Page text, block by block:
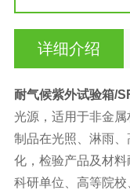
详细介绍
耐气候紫外试验箱/
光源，适用于非金
制品在光照、淋雨
化，检验产品及材料
科研单位、高等院校